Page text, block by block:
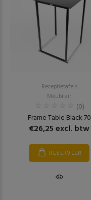
Receptietafels
Meubilair
(0)
Frame Table Black 70
€26,25 excl. btw
RESERVEER